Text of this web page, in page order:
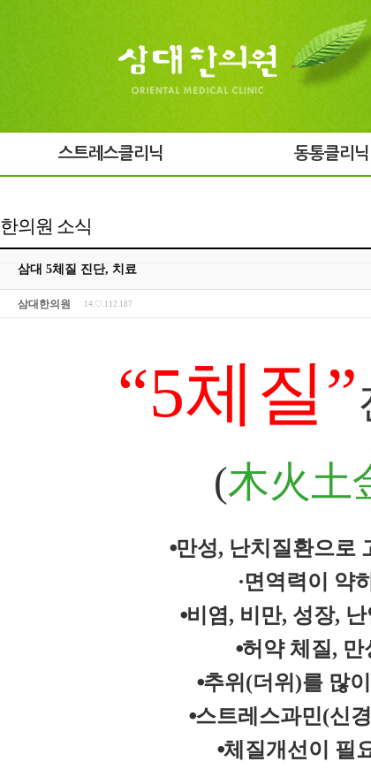
스트레스클리닉 동통클리닉
한의원 소식
삼대 5체질 진단, 치료
삼대한의원 14.♡.112.187
“5체질”
(木火土
⦁만성, 난치질환으로
∙면역력이 약
⦁비염, 비 만, 성장,
⦁허약 체질, 만
⦁추위(더위)를 많
⦁스트레스과민(신
⦁체질개선이 필